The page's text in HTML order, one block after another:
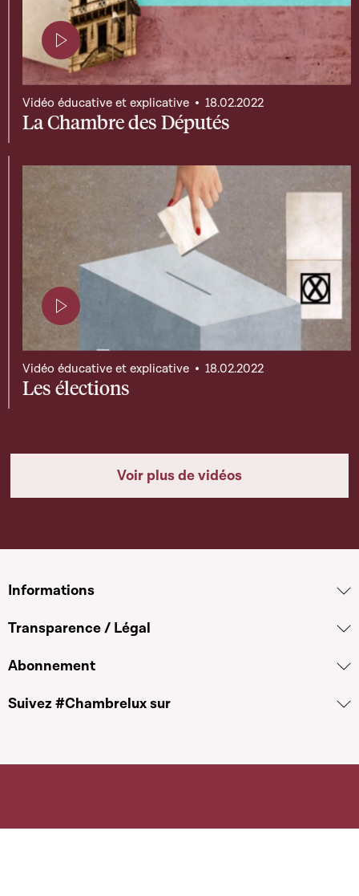
Page contenant une vidéo
La Chambre des Députés
Vidéo éducative et explicative 18.02.2022
Les élections
Vidéo éducative et explicative 18.02.2022
Voir plus de vidéos
Informations
Transparence / Légal
Abonnement
Suivez #Chambrelux sur